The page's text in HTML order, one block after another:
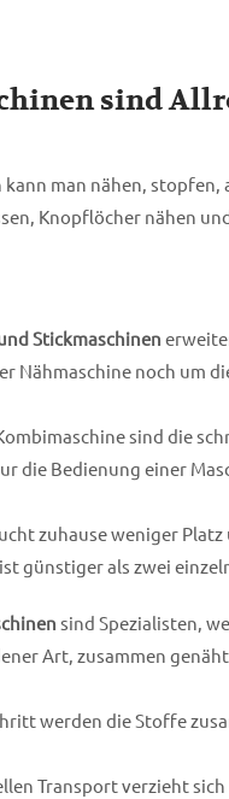
sind
man nähen, stopfen,
Knopflöcher nähen
Stickmaschinen
Nähmaschine noch um
sind die
die Bedienung einer
zuhause weniger Platz
günstiger als zwei
sind Spezialisten,
Art, zusammen
werden die Stoffe
Transport verzieht